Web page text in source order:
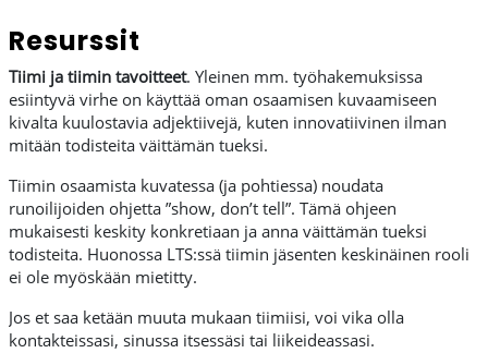
Resurssit
Tiimi ja tiimin tavoitteet. Yleinen mm. työhakemuksissa
esiintyvä virhe on käyttää oman osaamisen kuvaamiseen
kivalta kuulostavia adjektiivejä, kuten innovatiivinen ilman
mitään todisteita väittämän tueksi.
Tiimin osaamista kuvatessa (ja pohtiessa) noudata
runoilijoiden ohjetta ”show, don’t tell”. Tämä ohjeen
mukaisesti keskity konkretiaan ja anna väittämän tueksi
todisteita. Huonossa LTS:ssä tiimin jäsenten keskinäinen rooli
ei ole myöskään mietitty.
Jos et saa ketään muuta mukaan tiimiisi, voi vika olla
kontakteissasi, sinussa itsessäsi tai liikeideassasi.